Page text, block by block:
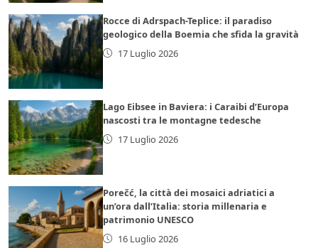
Rocce di Adrspach-Teplice: il paradiso
geologico della Boemia che sfida la gravità
17 Luglio 2026
Lago Eibsee in Baviera: i Caraibi d’Europa
nascosti tra le montagne tedesche
17 Luglio 2026
Porečć, la città dei mosaici adriatici a
un’ora dall’Italia: storia millenaria e
patrimonio UNESCO
16 Luglio 2026